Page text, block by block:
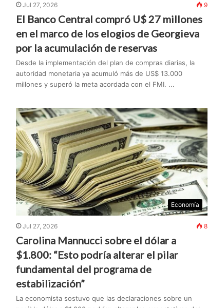
Jul 27, 2026 9
El Banco Central compró U$ 27 millones
en el marco de los elogios de Georgieva
por la acumulación de reservas
Desde la implementación del plan de compras diarias, la
autoridad monetaria ya acumuló más de US$ 13.000
millones y superó la meta acordada con el FMI. ...
Economía
Jul 27, 2026 8
Carolina Mannucci sobre el dólar a
$1.800: “Esto podría alterar el pilar
fundamental del programa de
estabilización”
La economista sostuvo que las declaraciones sobre un